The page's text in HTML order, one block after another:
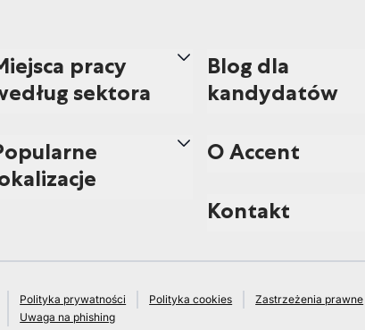
pracy
sektora
Blog dla
kandydatów
O Accent
Kontakt
Polityka prywatności Polityka cookies
Zastrzeżenia prawne
Uwaga na phishing